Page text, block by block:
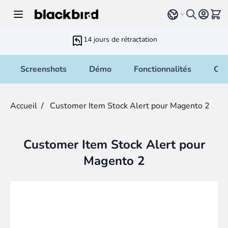
Select language
Voir
14 jours de rétractation
Screenshots Démo Fonctionnalités
Accueil / Customer Item Stock Alert pour Magento 2
Customer Item Stock Alert pour
Magento 2